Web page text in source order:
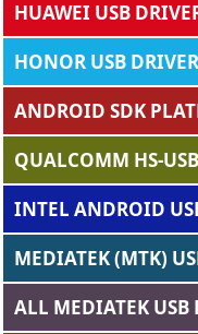
HUAWEI USB
HONOR USB DRIVER
ANDROID SDK
QUALCOMM HS-
INTEL ANDROID
MEDIATEK (MTK)
ALL MEDIATEK USB